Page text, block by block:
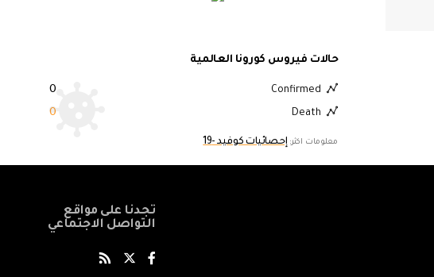
حالات فيروس كورونا العالمية
Confirmed
0
Death
0
معلومات اكثر: إحصائيات كوفيد -19
تجدنا على مواقع
التواصل الاجتماعي